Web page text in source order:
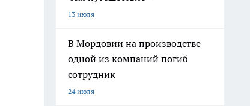
13 июля
В Мордовии на производстве
одной из компаний погиб
сотрудник
24 июля